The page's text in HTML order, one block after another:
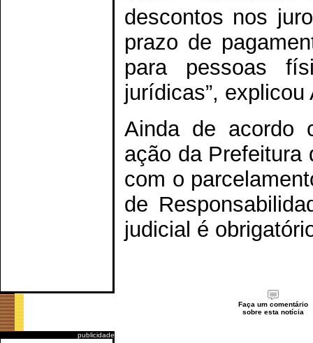
publicidade
descontos nos
prazo de
para pessoas
jurídicas”, explicou
Ainda de acordo
ação da Prefeitura
com o
de
judicial é
Faça um comentário
sobre esta notícia